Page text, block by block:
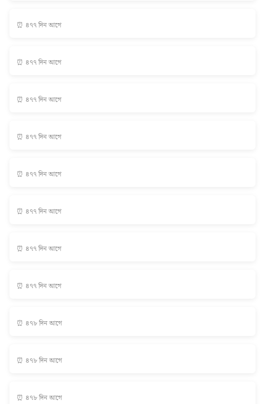
⏰ ৪৭৭ দিন আগে
⏰ ৪৭৭ দিন আগে
⏰ ৪৭৭ দিন আগে
⏰ ৪৭৭ দিন আগে
⏰ ৪৭৭ দিন আগে
⏰ ৪৭৭ দিন আগে
⏰ ৪৭৭ দিন আগে
⏰ ৪৭৭ দিন আগে
⏰ ৪৭৮ দিন আগে
⏰ ৪৭৮ দিন আগে
⏰ ৪৭৮ দিন আগে